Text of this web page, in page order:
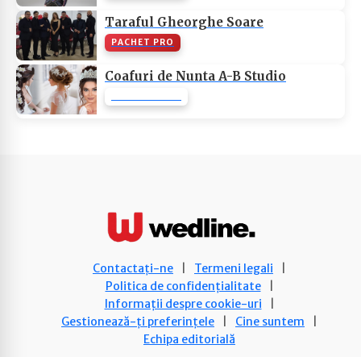
Taraful Gheorghe Soare
PACHET PRO
Coafuri de Nunta A-B Studio
Contactați-ne Termeni legali
Politica de confidențialitate
Informații despre cookie-uri
Gestionează-ți preferințele
Cine suntem
Echipa editorială